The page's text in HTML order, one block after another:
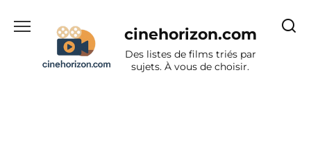
cinehorizon.com
Des listes de films triés par
sujets. À vous de choisir.